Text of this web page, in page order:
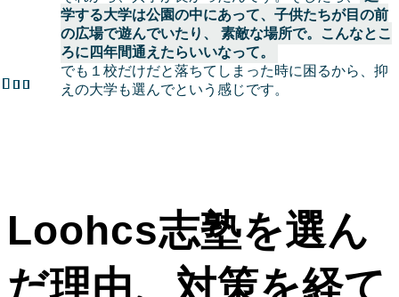
学する大学は公園の中にあって、子供たちが目の前
の広場で遊んでいたり、 素敵な場所で。こんなとこ
ろに四年間通えたらいいなって。
でも１校だけだと落ちてしまった時に困るから、抑
えの大学も選んでという感じです。
Loohcs志塾を選ん
だ理由、対策を経て